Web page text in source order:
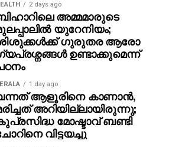
2 days ago
അമ്മമാരുടെ
യുറേനിയം;
​ഗുരുതര ആരോ​
ഉണ്ടാക്കുമെന്ന്
1 day ago
ആളൂരിനെ കാണാന്‍,
അറിയില്ലായിരുന്നു;
മോഷ്ടാവ് ബണ്ടി
വിട്ടയച്ചു